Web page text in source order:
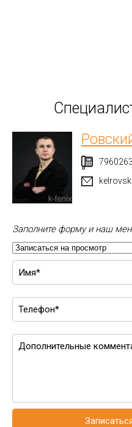
Заполните форму и наш